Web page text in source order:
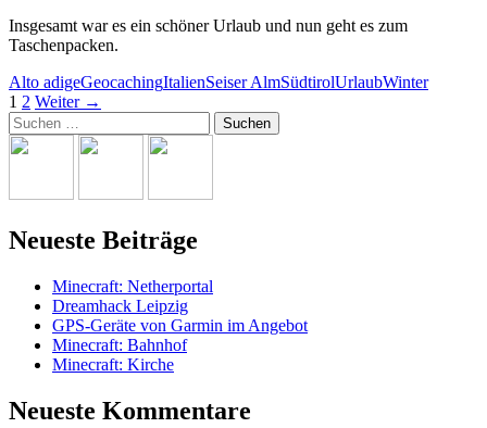
Insgesamt war es ein schöner Urlaub und nun geht es zum
Taschenpacken.
Alto adigeGeocachingItalienSeiser AlmSüdtirolUrlaubWinter
Beitrags-
Navigation
1 2 Weiter →
Suchen
nach:
Neueste Beiträge
Minecraft: Netherportal
Dreamhack Leipzig
GPS-Geräte von Garmin im Angebot
Minecraft: Bahnhof
Minecraft: Kirche
Neueste Kommentare